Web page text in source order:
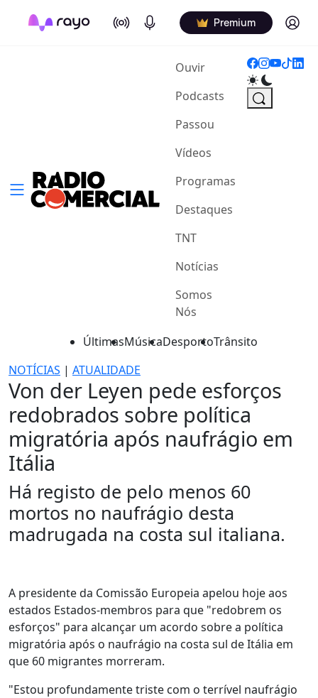
On Air Podcasts Premium Log in
Ouvir(current)
Podcasts
Passou
Vídeos
Programas
Destaques
TNT
Notícias
Somos
Nós
ÚltimasMúsicaDesportoTrânsito
NOTÍCIAS | ATUALIDADE
Von der Leyen pede esforços
redobrados sobre política
migratória após naufrágio em
Itália
Há registo de pelo menos 60
mortos no naufrágio desta
madrugada na costa sul italiana.
A presidente da Comissão Europeia apelou hoje aos
estados Estados-membros para que "redobrem os
esforços" para alcançar um acordo sobre a política
migratória após o naufrágio na costa sul de Itália em
que 60 migrantes morreram.
"Estou profundamente triste com o terrível naufrágio